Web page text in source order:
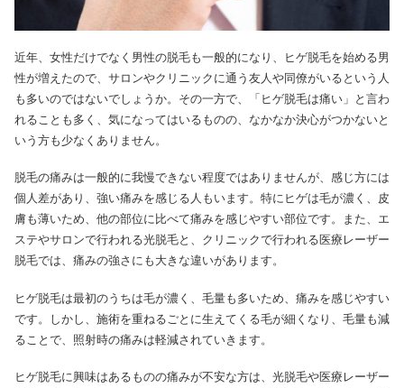
近年、女性だけでなく男性の脱毛も一般的になり、ヒゲ脱毛を始める男
性が増えたので、サロンやクリニックに通う友人や同僚がいるという人
も多いのではないでしょうか。その一方で、「ヒゲ脱毛は痛い」と言わ
れることも多く、気になってはいるものの、なかなか決心がつかないと
いう方も少なくありません。
脱毛の痛みは一般的に我慢できない程度ではありませんが、感じ方には
個人差があり、強い痛みを感じる人もいます。特にヒゲは毛が濃く、皮
膚も薄いため、他の部位に比べて痛みを感じやすい部位です。また、エ
ステやサロンで行われる光脱毛と、クリニックで行われる医療レーザー
脱毛では、痛みの強さにも大きな違いがあります。
ヒゲ脱毛は最初のうちは毛が濃く、毛量も多いため、痛みを感じやすい
です。しかし、施術を重ねるごとに生えてくる毛が細くなり、毛量も減
ることで、照射時の痛みは軽減されていきます。
ヒゲ脱毛に興味はあるものの痛みが不安な方は、光脱毛や医療レーザー